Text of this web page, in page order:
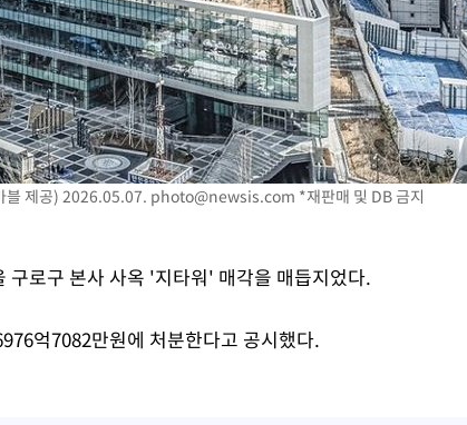
블 제공) 2026.05.07. photo@newsis.com *재판매 및 DB 금지
로구 본사 사옥 '지타워' 매각을 매듭지었다.
억7082만원에 처분한다고 공시했다.